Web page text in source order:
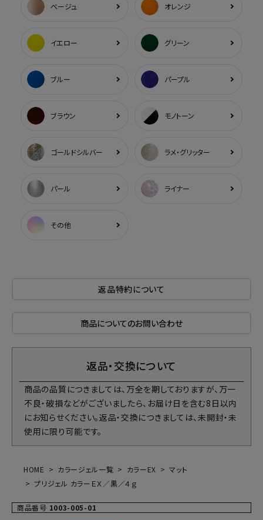
ベージュ オレンジ
イエロー グリーン
ブルー パープル
ブラウン モノトーン
ゴールドシルバー ラメ・グリッター
パール ライナー
その他
返品特約について
商品についてのお問い合わせ
返品・交換について
商品の品質につきましては、万全を期しておりますが、万一
不良・破損などがございましたら、お届け日を含む8日以内
にお知らせください。返品・交換につきましては、未開封・未
使用に限り可能です。
HOME カラージェル一覧 カラーEX
マット
プリジェル カラーＥＸ／黒／４ｇ
商品番号 1003-005-01